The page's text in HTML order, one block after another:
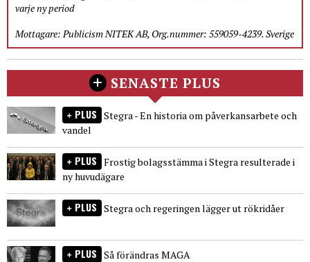
varje ny period
Mottagare: Publicism NITEK AB, Org.nummer: 559059-4239. Sverige
SENASTE PLUS
PLUS Stegra - En historia om påverkansarbete och
vandel
PLUS Frostig bolagsstämma i Stegra resulterade i
ny huvudägare
PLUS Stegra och regeringen lägger ut rökridåer
PLUS Så förändras MAGA